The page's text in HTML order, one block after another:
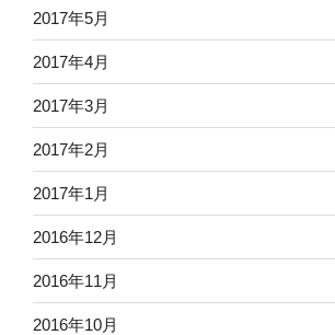
2017年5月
2017年4月
2017年3月
2017年2月
2017年1月
2016年12月
2016年11月
2016年10月